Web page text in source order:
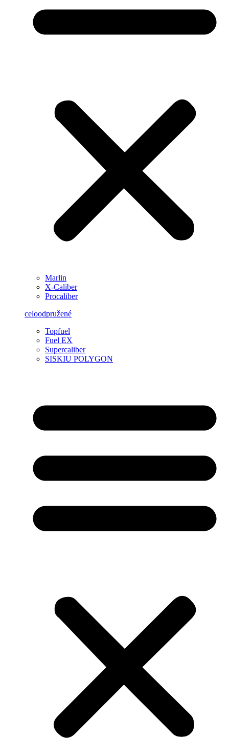
Marlin
X-Caliber
Procaliber
celoodpružené
Topfuel
Fuel EX
Supercaliber
SISKIU POLYGON